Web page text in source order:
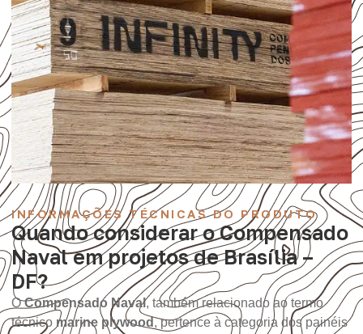
INFORMAÇÕES TÉCNICAS DO PRODUTO
Quando considerar o Compensado
Naval em projetos de Brasília –
DF?
OCompensado Naval, também relacionado ao termo
técnico marine plywood, pertence à categoria dos painéis